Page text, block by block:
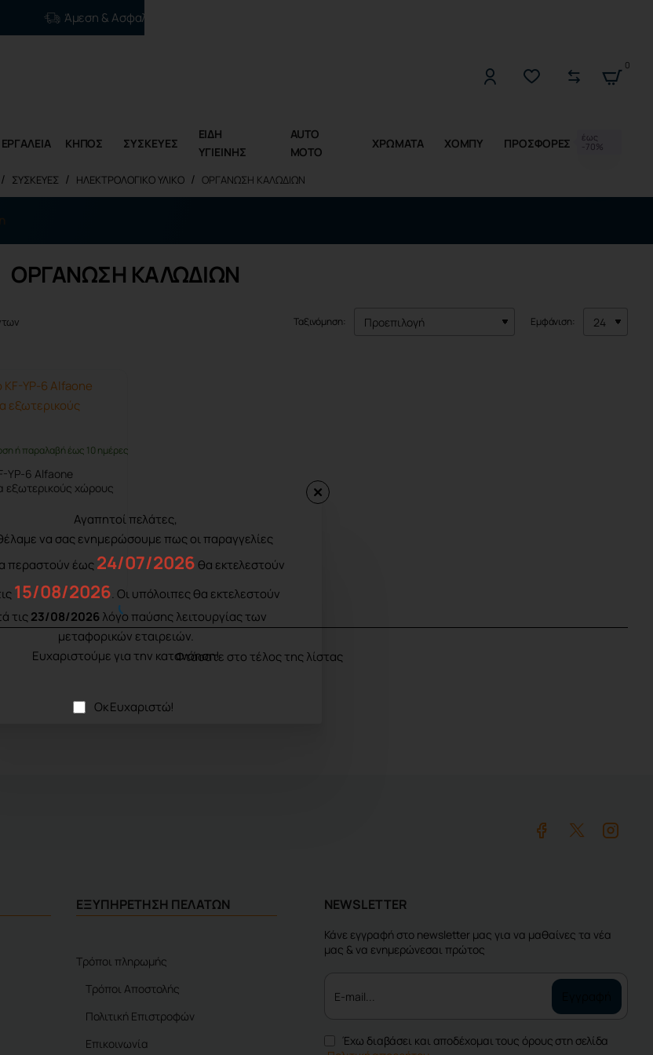
Αγαπητοί πελάτες,
να σας ενημερώσουμε πως οι παραγγελίες
περαστούν έως24/07/2026 θα εκτελεστούν
15/08/2026. Οι υπόλοιπες θα εκτελεστούν
τις23/08/2026λόγο παύσης λειτουργίας των
μεταφορικών εταιρειών.
Ευχαριστούμε για την κατανόηση!
Οκ Ευχαριστώ!
Άμεση & Ασφαλής Διανομή
0
ΕΡΓΑΛΕΙΑ ΚΗΠΟΣ ΣΥΣΚΕΥΕΣ
ΕΙΔΗ
ΥΓΙΕΙΝΗΣ
AUTO
MOTO
ΧΡΩΜΑΤΑ ΧΟΜΠΥ ΠΡΟΣΦΟΡΕΣ
έως
-70%
ΣΥΣΚΕΥΕΣ ΗΛΕΚΤΡΟΛΟΓΙΚΟ ΥΛΙΚΟ ΟΡΓΑΝΩΣΗ ΚΑΛΩΔΙΩΝ
ΟΡΓΑΝΩΣΗ ΚΑΛΩΔΙΩΝ
Ταξινόμηση: Εμφάνιση:
ή παραλαβή έως 10 ημέρες
YP-6 Alfaone
εξωτερικούς χώρους
Καλάθι
Φτάσατε στο τέλος της λίστας
ΕΞΥΠΗΡΕΤΗΣΗ ΠΕΛΑΤΩΝ
Τρόποι πληρωμής
Τρόποι Αποστολής
Πολιτική Επιστροφών
Επικοινωνία
NEWSLETTER
Κάνε εγγραφή στο newsletter μας για να μαθαίνες τα νέα
μας & να ενημερώνεσαι πρώτος
mail...
Έχω διαβάσει και αποδέχομαι τους όρους στη σελίδα